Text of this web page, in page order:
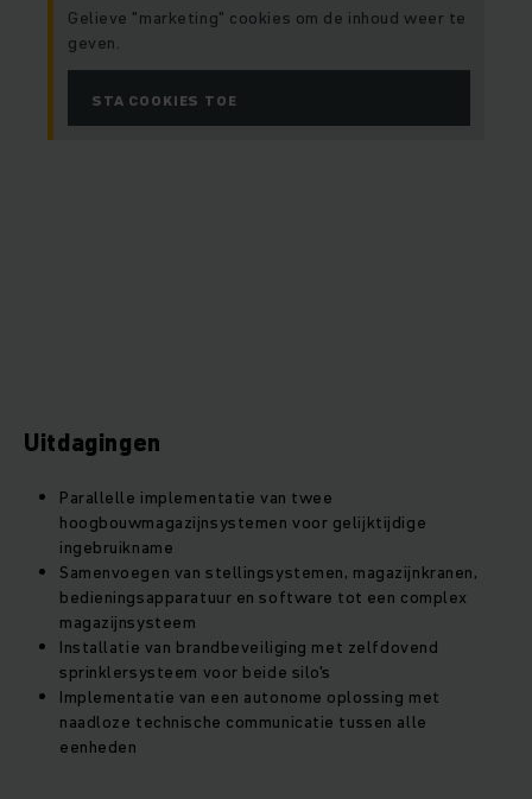
Gelieve "marketing" cookies om de inhoud weer te
geven.
STA COOKIES TOE
Uitdagingen
Parallelle implementatie van twee
hoogbouwmagazijnsystemen voor gelijktijdige
ingebruikname
Samenvoegen van stellingsystemen, magazijnkranen,
bedieningsapparatuur en software tot een complex
magazijnsysteem
Installatie van brandbeveiliging met zelfdovend
sprinklersysteem voor beide silo's
Implementatie van een autonome oplossing met
naadloze technische communicatie tussen alle
eenheden